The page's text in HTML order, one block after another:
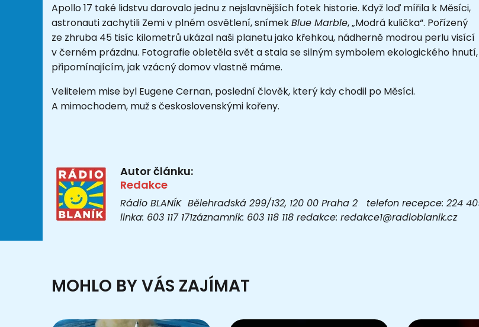
Apollo 17 také lidstvu darovalo jednu z nejslavnějších fotek historie. Když loď mířila k Měsíci,
astronauti zachytili Zemi v plném osvětlení, snímekBlue Marble, „Modrá kulička“. Pořízený
ze zhruba 45 tisíc kilometrů ukázal naši planetu jako křehkou, nádherně modrou perlu visící
v černém prázdnu. Fotografie obletěla svět a stala se silným symbolem ekologického hnutí,
připomínajícím, jak vzácný domov vlastně máme.
Velitelem mise byl Eugene Cernan, poslední člověk, který kdy chodil po Měsíci.
A mimochodem, muž s československými kořeny.
Autor článku:
Redakce
Rádio BLANÍK Bělehradská 299/132, 120 00 Praha 2 telefon recepce: 224
linka: 603 117 171záznamník: 603 118 118 redakce: redakce1@radioblanik.cz
MOHLO BY VÁS ZAJÍMAT